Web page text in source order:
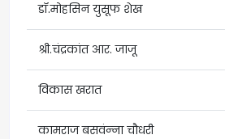
डॉ.मोहसिन युसूफ शेख
श्री.चंद्रकांत आर. जाजू
विकास खरात
कामराज बसवंन्‍ना चौधरी